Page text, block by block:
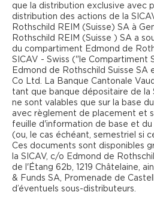
NOVEMBRE 2025
Mio CHF
AOÛT 2025
398.7
MARS 2025
que la distribution exclusive avec
distribution des actions de la
Rothschild REIM (Suisse) SA à
Rothschild REIM (Suisse ) SA a
du compartiment Edmond de
SICAV - Swiss ("le Compartiment
Edmond de Rothschild Suisse SA
Co Ltd. La Banque Cantonale
tant que banque dépositaire de la
ne sont valables que sur la base
avec règlement de placement et
feuille d'information de base et du
(ou, le cas échéant, semestriel si
Ces documents sont disponibles
la SICAV, c/o Edmond de
de l'Étang 62b, 1219 Châtelaine,
& Funds SA, Promenade de
d’éventuels sous-distributeurs.